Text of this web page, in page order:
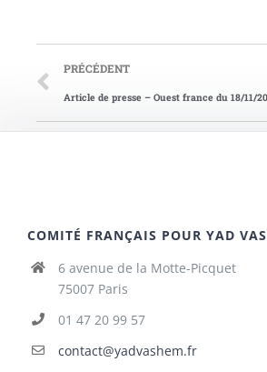
PRÉCÉDENT
Article de presse – Ouest france du 18/11/
COMITÉ FRANÇAIS POUR YAD
6 avenue de la Motte-Picquet
75007 Paris
01 47 20 99 57
contact@yadvashem.fr